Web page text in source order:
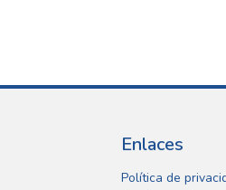
Enlaces
Política de